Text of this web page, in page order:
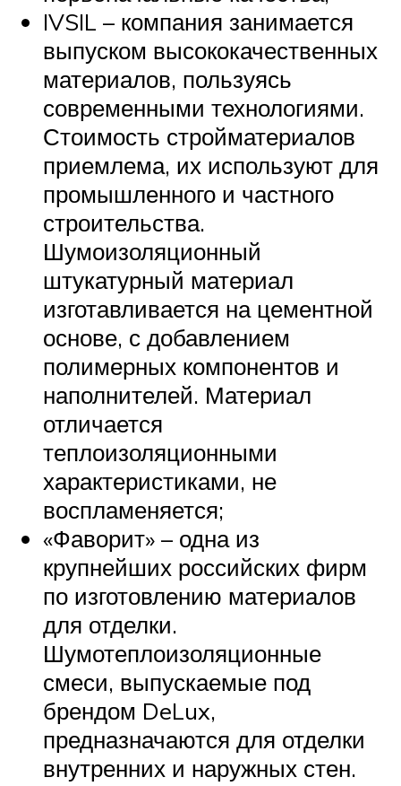
IVSIL – компания занимается
выпуском высококачественных
материалов, пользуясь
современными технологиями.
Стоимость стройматериалов
приемлема, их используют для
промышленного и частного
строительства.
Шумоизоляционный
штукатурный материал
изготавливается на цементной
основе, с добавлением
полимерных компонентов и
наполнителей. Материал
отличается
теплоизоляционными
характеристиками, не
воспламеняется;
«Фаворит» – одна из
крупнейших российских фирм
по изготовлению материалов
для отделки.
Шумотеплоизоляционные
смеси, выпускаемые под
брендом DeLux,
предназначаются для отделки
внутренних и наружных стен.